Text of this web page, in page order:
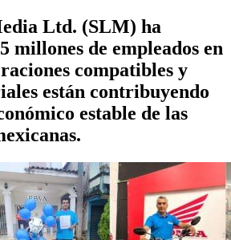
Ltd. (SLM) ha
millones de empleados en
compatibles y
están contribuyendo
estable de las